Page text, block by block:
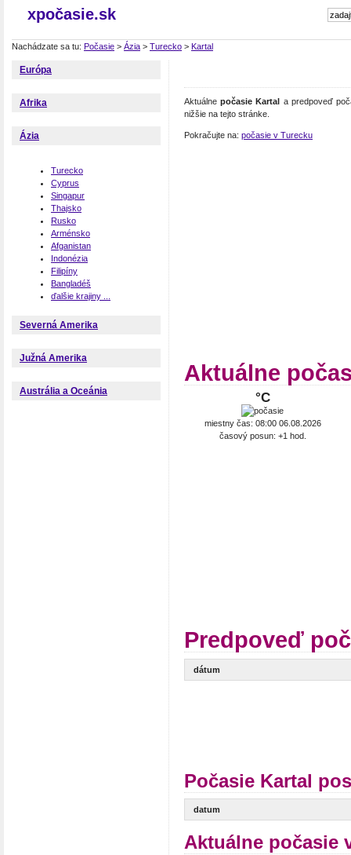
xpočasie.sk
Nachádzate sa tu: Počasie > Ázia > Turecko > Kartal
Európa
Afrika
Ázia
Turecko
Cyprus
Singapur
Thajsko
Rusko
Arménsko
Afganistan
Indonézia
Filipíny
Bangladéš
ďalšie krajiny ...
Severná Amerika
Južná Amerika
Austrália a Oceánia
Aktuálnepočasie Kartal a predpoveď
nižšie na tejto stránke.
Pokračujte na: počasie v Turecku
Aktuálne
°C
miestny čas: 08:00 06.08.2026
časový posun: +1 hod.
Predpoveď
dátum
Počasie Kartal
datum
Aktuálne počasie